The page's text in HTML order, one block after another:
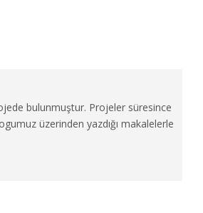
bulunmuştur. Projeler süresince
üzerinden yazdığı makalelerle